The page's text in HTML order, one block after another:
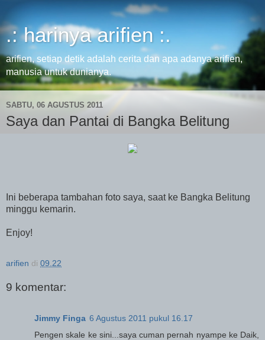
.: harinya arifien :.
arifien, setiap detik adalah cerita dan apa adanya arifien,
manusia untuk dunianya.
SABTU, 06 AGUSTUS 2011
Saya dan Pantai di Bangka Belitung
Ini beberapa tambahan foto saya, saat ke Bangka Belitung
minggu kemarin.
Enjoy!
arifien di 09.22
9 komentar:
Jimmy Finga 6 Agustus 2011 pukul 16.17
Pengen skale ke sini...saya cuman pernah nyampe ke Daik,